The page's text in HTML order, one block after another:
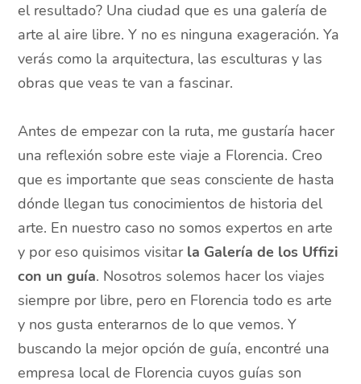
el resultado? Una ciudad que es una galería de
arte al aire libre. Y no es ninguna exageración. Ya
verás como la arquitectura, las esculturas y las
obras que veas te van a fascinar.
Antes de empezar con la ruta, me gustaría hacer
una reflexión sobre este viaje a Florencia. Creo
que es importante que seas consciente de hasta
dónde llegan tus conocimientos de historia del
arte. En nuestro caso no somos expertos en arte
y por eso quisimos visitar la Galería de los Uffizi
con un guía. Nosotros solemos hacer los viajes
siempre por libre, pero en Florencia todo es arte
y nos gusta enterarnos de lo que vemos. Y
buscando la mejor opción de guía, encontré una
empresa local de Florencia cuyos guías son